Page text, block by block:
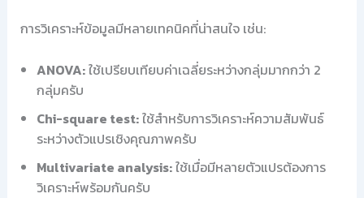
การวิเคราะห์ข้อมูลมีหลายเทคนิคที่น่าสนใจ เช่น:
ANOVA:ใช้เปรียบเทียบค่าเฉลี่ยระหว่างกลุ่มมากกว่า 2
กลุ่มครับ
Chi-square test:ใช้สำหรับการวิเคราะห์ความสัมพันธ์
ระหว่างตัวแปรเชิงคุณภาพครับ
Multivariate analysis:ใช้เมื่อมีหลายตัวแปรต้องการ
วิเคราะห์พร้อมกันครับ